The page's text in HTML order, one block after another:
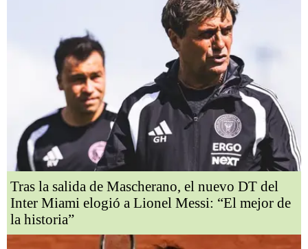
Tras la salida de Mascherano, el nuevo DT del
Inter Miami elogió a Lionel Messi: “El mejor de
la historia”